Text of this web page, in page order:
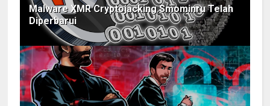
Malware XMR Cryptojacking Smominru Telah
Diperbarui